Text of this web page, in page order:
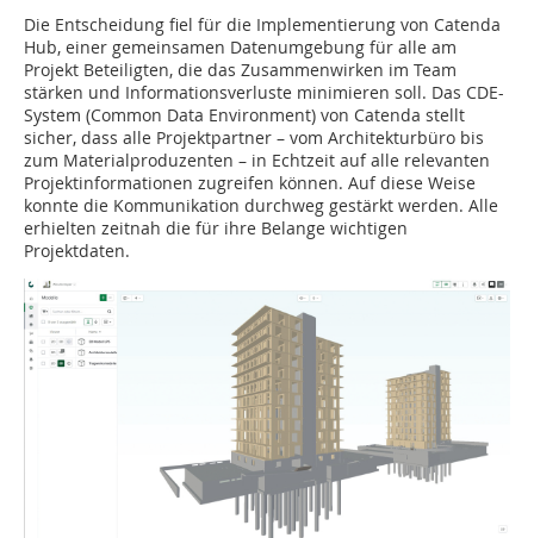
Die Entscheidung fiel für die Implementierung von Catenda
Hub, einer gemeinsamen Datenumgebung für alle am
Projekt Beteiligten, die das Zusammenwirken im Team
stärken und Informationsverluste minimieren soll. Das CDE-
System (Common Data Environment) von Catenda stellt
sicher, dass alle Projektpartner – vom Architekturbüro bis
zum Materialproduzenten – in Echtzeit auf alle relevanten
Projektinformationen zugreifen können. Auf diese Weise
konnte die Kommunikation durchweg gestärkt werden. Alle
erhielten zeitnah die für ihre Belange wichtigen
Projektdaten.